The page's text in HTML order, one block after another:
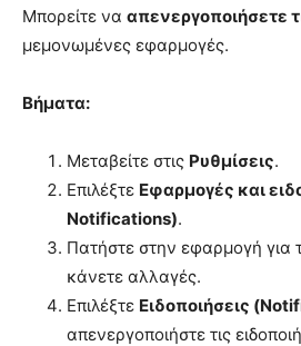
Μπορείτε να απενεργοποιήσετε
μεμονωμένες εφαρμογές.
Βήματα:
Μεταβείτε στις Ρυθμίσεις.
Επιλέξτε Εφαρμογές και
Notifications).
Πατήστε στην εφαρμογή για
κάνετε αλλαγές.
Επιλέξτε Ειδοποιήσεις
απενεργοποιήστε τις